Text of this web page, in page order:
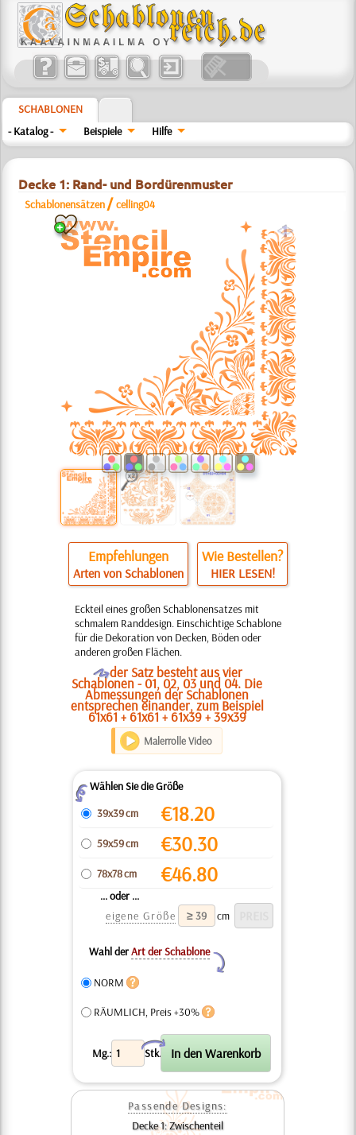
SCHABLONEN
- Katalog -
Beispiele Hilfe
Decke 1: Rand- und Bordürenmuster
Schablonensätzen /celling04
a
Empfehlungen
Arten von Schablonen
Wie Bestellen?
HIER LESEN!
Eckteil eines großen Schablonensatzes mit
schmalem Randdesign. Einschichtige Schablone
für die Dekoration von Decken, Böden oder
anderen großen Flächen.
Oder Satz besteht aus vier
Schablonen - 01, 02, 03 und 04. Die
Abmessungen der Schablonen
entsprechen einander, zum Beispiel
61x61 + 61x61 + 61x39 + 39x39
Malerrolle Video
ZWählen Sie die Größe
39x39 cm
€18.20
59x59 cm €30.30
78x78 cm €46.80
... oder ...
eigene Größe
cm
Wahl derArt der Schablone
Y
NORM
RÄUMLICH, Preis +30%
Mg.: Stk.
X
Passende Designs:
Decke 1: Zwischenteil